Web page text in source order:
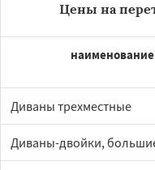
Цены на
наименование
Диваны трехместные
Диваны-двойки,